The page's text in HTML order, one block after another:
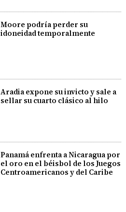
Moore podría perder su
idoneidad temporalmente
Aradia expone su invicto y sale a
sellar su cuarto clásico al hilo
Panamá enfrenta a Nicaragua por
el oro en el béisbol de los Juegos
Centroamericanos y del Caribe